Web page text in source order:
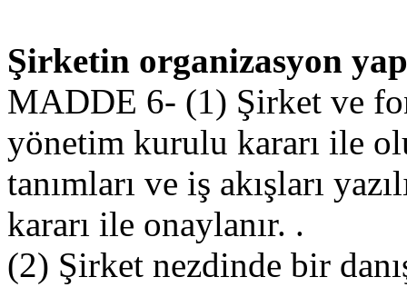
Şirketin organizasyon
MADDE 6- (1) Şirket ve
yönetim kurulu kararı ile
tanımları ve iş akışları
kararı ile onaylanır. .
(2) Şirket nezdinde bir